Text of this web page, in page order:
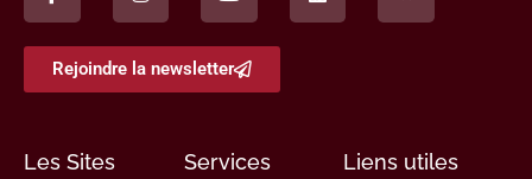
Rejoindre la newsletter
Les Sites Services Liens utiles